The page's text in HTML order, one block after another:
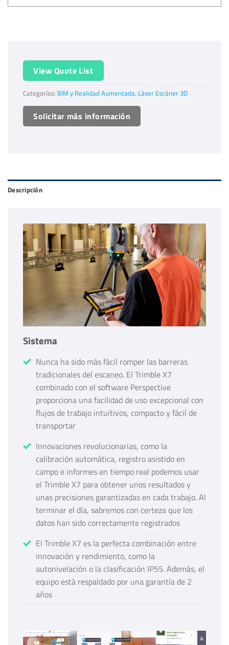
View Quote List
Categorías: BIM y Realidad Aumentada, Láser Escáner 3D
Solicitar más información
Descripción
Sistema
Nunca ha sido más fácil romper las barreras
tradicionales del escaneo. El Trimble X7
combinado con el software Perspective
proporciona una facilidad de uso excepcional con
flujos de trabajo intuitivos, compacto y fácil de
transportar
Innovaciones revolucionarias, como la
calibración automática, registro asistido en
campo e informes en tiempo real podemos usar
el Trimble X7 para obtener unos resultados y
unas precisiones garantizadas en cada trabajo. Al
terminar el día, sabremos con certeza que los
datos han sido correctamente registrados
El Trimble X7 es la perfecta combinación entre
innovación y rendimiento, como la
autonivelación o la clasificación IP55. Además, el
equipo está respaldado por una garantía de 2
años